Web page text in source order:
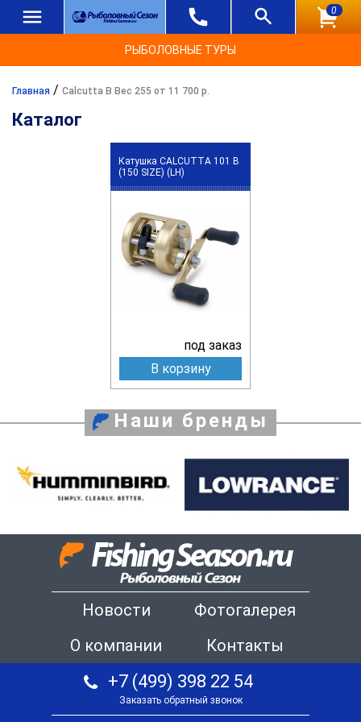
0
РЫБОЛОВНЫЕ ТУРЫ
Главная / Calcutta B Вес 255 от 11 700 р.
Каталог
Катушка CALCUTTA 101 B
(150 SIZE) (LH)
под заказ
В корзину
Наши бренды
Новости
Фотогалерея
О компании
Контакты
+7 (499) 398 22 54
Заказать обратный звонок